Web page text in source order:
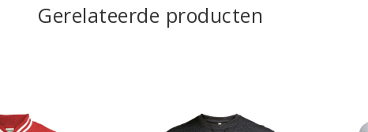
Gerelateerde producten